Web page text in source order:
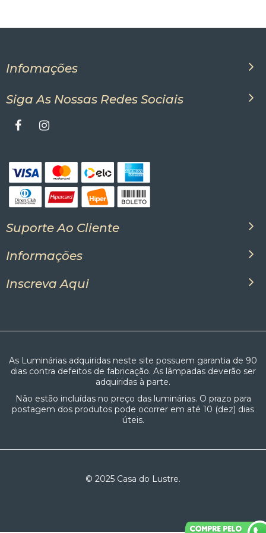
oferecem não apenas economia de energia, mas
proporcionando uma experiência única de iluminação
residencial. Assim, você pode criar um ambiente
necessidades. Além disso, as lâmpadas de LED possuem
tecnologia que permite a integração da luminária com
Em resumo, a Luminária de parede com bola de vidro
manutenção. Além de proporcionar um lindo efeito de
iluminação. Por fim, a arandela aurora com bola de vidro
transformará seus espaços em lindos ambientes
aconchegantes e bem iluminados.
Infomações
Siga As Nossas Redes Sociais
Suporte Ao Cliente
Informações
Inscreva Aqui
As Luminárias adquiridas neste site possuem garantia de 90
dias contra defeitos de fabricação. As lâmpadas deverão ser
adquiridas à parte.
Não estão incluídas no preço das luminárias. O prazo para
postagem dos produtos pode ocorrer em até 10 (dez) dias
úteis.
© 2025 Casa do Lustre.